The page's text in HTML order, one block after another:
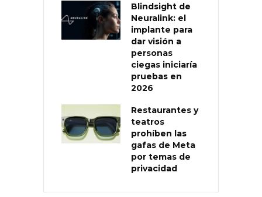
Blindsight de
Neuralink: el
implante para
dar visión a
personas
ciegas iniciaría
pruebas en
2026
Restaurantes y
teatros
prohíben las
gafas de Meta
por temas de
privacidad